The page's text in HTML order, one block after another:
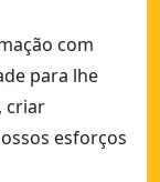
com
para lhe
criar
esforços